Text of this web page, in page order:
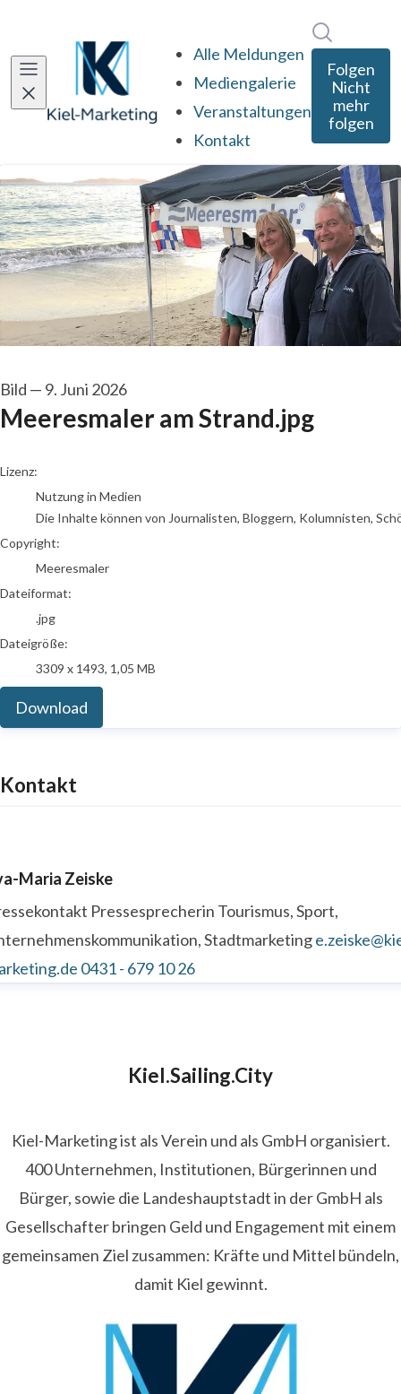
Alle Meldungen
Mediengalerie
Veranstaltungen
Kontakt
Folgen
Nicht
mehr
folgen
Bild — 9. Juni 2026
Meeresmaler am Strand.jpg
go to media item
Lizenz:
Nutzung in Medien
Die Inhalte können von Journalisten, Bloggern, Kolumnisten,
Copyright:
Meeresmaler
Dateiformat:
.jpg
Dateigröße:
3309 x 1493, 1,05 MB
Download
Kontakt
Maria Zeiske
Pressesprecherin Tourismus, Sport,
Stadtmarketing
0431 - 679 10 26
Kiel.Sailing.City
Kiel-Marketing ist als Verein und als GmbH organisiert.
400 Unternehmen, Institutionen, Bürgerinnen und
Bürger, sowie die Landeshauptstadt in der GmbH als
Gesellschafter bringen Geld und Engagement mit einem
gemeinsamen Ziel zusammen: Kräfte und Mittel bündeln,
damit Kiel gewinnt.